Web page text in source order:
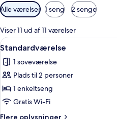
Tilgængelige
filtre
for
værelser
Alle værelser 1 seng 2 senge
Viser 11 ud af 11 værelser
Indlæs
alle
billeder
af
Standardværelse
7
Standardværelse
1 soveværelse
Plads til 2 personer
1 enkeltseng
Gratis Wi-Fi
Flere oplysninger
Flere